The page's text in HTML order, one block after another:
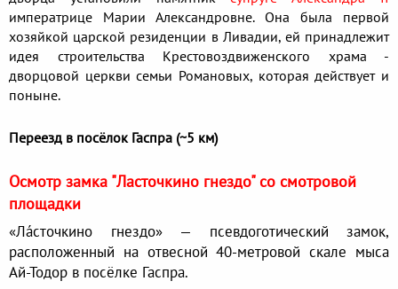
императрице Марии Александровне. Она была первой
хозяйкой царской резиденции в Ливадии, ей принадлежит
идея строительства Крестовоздвиженского храма -
дворцовой церкви семьи Романовых, которая действует и
поныне.
Переезд в посёлок Гаспра (~5 км)
Осмотр замка "Ласточкино гнездо" со смотровой
площадки
«Ла́сточкино гнездо» — псевдоготический замок,
расположенный на отвесной 40-метровой скале мыса
Ай-Тодор в посёлке Гаспра.